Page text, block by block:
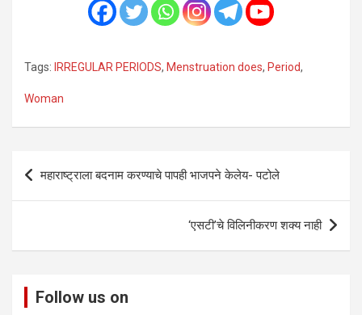
Tags: IRREGULAR PERIODS, Menstruation does, Period,
Woman
Post
navigation
महाराष्ट्राला बदनाम करण्याचे पापही भाजपने केलेय- पटोले
‘एसटी’चे विलिनीकरण शक्य नाही
Follow us on